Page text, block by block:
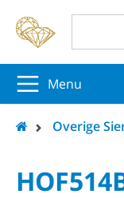
Menu
Overige